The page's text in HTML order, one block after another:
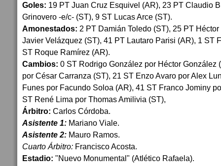
Goles: 19 PT Juan Cruz Esquivel (AR), 23 PT Claudio
Grinovero -e/c- (ST), 9 ST Lucas Arce (ST).
Amonestados: 2 PT Damián Toledo (ST), 25 PT
Javier Velázquez (ST), 41 PT Lautaro Parisi (AR), 1 ST
ST Roque Ramírez (AR).
Cambios: 0 ST Rodrigo González por Héctor González
por César Carranza (ST), 21 ST Enzo Avaro por Alex
Funes por Facundo Soloa (AR), 41 ST Franco Jominy
ST René Lima por Thomas Amilivia (ST),
Árbitro: Carlos Córdoba.
Asistente 1: Mariano Viale.
Asistente 2: Mauro Ramos.
Cuarto Árbitro: Francisco Acosta.
Estadio: "Nuevo Monumental" (Atlético Rafaela).